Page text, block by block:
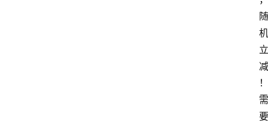
随
机
立
减
！
需
要